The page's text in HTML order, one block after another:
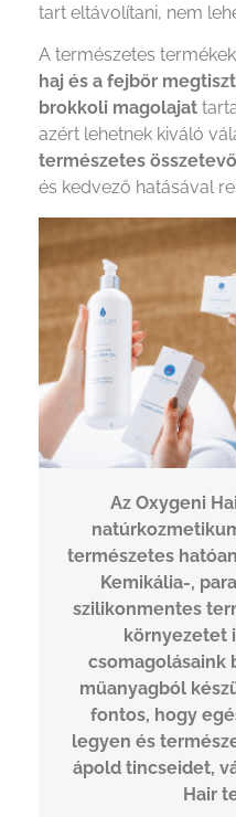
tart eltávolítani, nem
A természetes
haj és a fejbőr
brokkoli magolajat
azért lehetnek kiváló
természetes összetevő
és kedvező hatásával
Az Oxygeni
természetes
Kemikália-,
szilikonmentes
környezetet
csomagolásaink
műanyagból
fontos, hogy
legyen és
ápold tincseidet,
Hair